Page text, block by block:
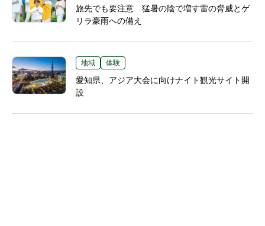
旅先でも要注意 猛暑の陰で増す雷の脅威とゲ
リラ豪雨への備え
地域 体験
愛知県、アジア大会に向けナイト観光サイト開
設